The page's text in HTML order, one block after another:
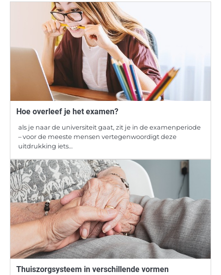
Hoe overleef je het examen?
als je naar de universiteit gaat, zit je in de examenperiode
– voor de meeste mensen vertegenwoordigt deze
uitdrukking iets…
Thuiszorgsysteem in verschillende vormen